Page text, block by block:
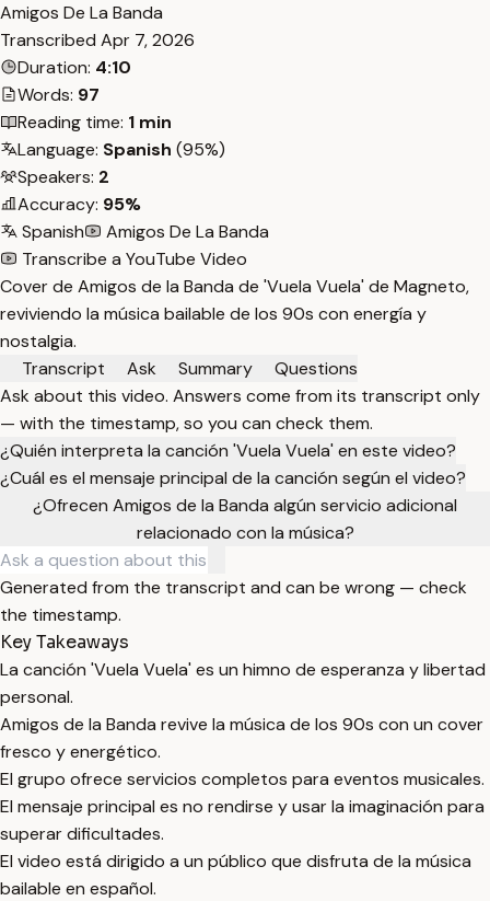
Amigos De La Banda
Transcribed Apr 7, 2026
Duration: 4:10
Words: 97
Reading time: 1 min
Language: Spanish (95%)
Speakers: 2
Accuracy: 95%
Spanish
Amigos De La Banda
Transcribe a YouTube Video
Cover de Amigos de la Banda de 'Vuela Vuela' de Magneto,
reviviendo la música bailable de los 90s con energía y
nostalgia.
Transcript
Ask Summary
Questions
Ask about this video. Answers come from its transcript only
— with the timestamp, so you can check them.
¿Quién interpreta la canción 'Vuela Vuela' en este video?
¿Cuál es el mensaje principal de la canción según el video?
¿Ofrecen Amigos de la Banda algún servicio adicional
relacionado con la música?
Generated from the transcript and can be wrong — check
the timestamp.
Key Takeaways
La canción 'Vuela Vuela' es un himno de esperanza y libertad
personal.
Amigos de la Banda revive la música de los 90s con un cover
fresco y energético.
El grupo ofrece servicios completos para eventos musicales.
El mensaje principal es no rendirse y usar la imaginación para
superar dificultades.
El video está dirigido a un público que disfruta de la música
bailable en español.